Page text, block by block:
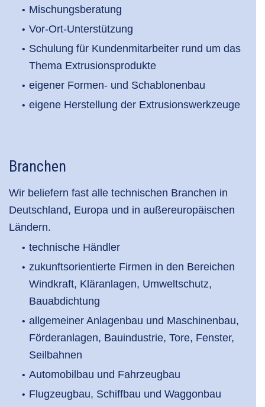
Mischungsberatung
Vor-Ort-Unterstützung
Schulung für Kundenmitarbeiter rund um das
Thema Extrusionsprodukte
eigener Formen- und Schablonenbau
eigene Herstellung der Extrusionswerkzeuge
Branchen
Wir beliefern fast alle technischen Branchen in
Deutschland, Europa und in außereuropäischen
Ländern.
technische Händler
zukunftsorientierte Firmen in den Bereichen
Windkraft, Kläranlagen, Umweltschutz,
Bauabdichtung
allgemeiner Anlagenbau und Maschinenbau,
Förderanlagen, Bauindustrie, Tore, Fenster,
Seilbahnen
Automobilbau und Fahrzeugbau
Flugzeugbau, Schiffbau und Waggonbau